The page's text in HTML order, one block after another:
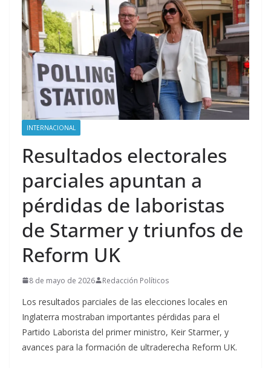
INTERNACIONAL
Resultados electorales
parciales apuntan a
pérdidas de laboristas
de Starmer y triunfos de
Reform UK
8 de mayo de 2026 Redacción Políticos
Los resultados parciales de las elecciones locales en
Inglaterra mostraban importantes pérdidas para el
Partido Laborista del primer ministro, Keir Starmer, y
avances para la formación de ultraderecha Reform UK.